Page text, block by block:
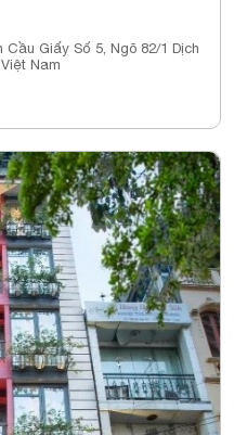
Giấy Số 5, Ngõ 82/1 Dịch
Nam